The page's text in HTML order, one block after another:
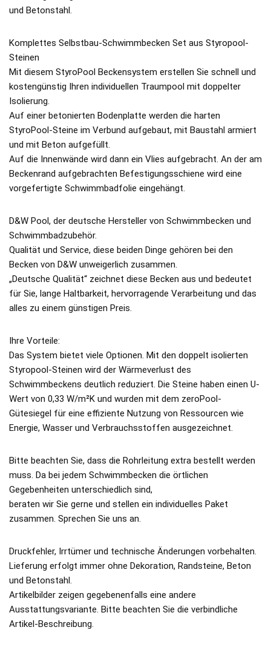
und Betonstahl.
Komplettes Selbstbau-Schwimmbecken Set aus Styropool-
Steinen
Mit diesem StyroPool Beckensystem erstellen Sie schnell und
kostengünstig Ihren individuellen Traumpool mit doppelter
Isolierung.
Auf einer betonierten Bodenplatte werden die harten
StyroPool-Steine im Verbund aufgebaut, mit Baustahl armiert
und mit Beton aufgefüllt.
Auf die Innenwände wird dann ein Vlies aufgebracht. An der am
Beckenrand aufgebrachten Befestigungsschiene wird eine
vorgefertigte Schwimmbadfolie eingehängt.
D&W Pool, der deutsche Hersteller von Schwimmbecken und
Schwimmbadzubehör.
Qualität und Service, diese beiden Dinge gehören bei den
Becken von D&W unweigerlich zusammen.
„Deutsche Qualität“ zeichnet diese Becken aus und bedeutet
für Sie, lange Haltbarkeit, hervorragende Verarbeitung und das
alles zu einem günstigen Preis.
Ihre Vorteile:
Das System bietet viele Optionen. Mit den doppelt isolierten
Styropool-Steinen wird der Wärmeverlust des
Schwimmbeckens deutlich reduziert. Die Steine haben einen U-
Wert von 0,33 W/m²K und wurden mit dem zeroPool-
Gütesiegel für eine effiziente Nutzung von Ressourcen wie
Energie, Wasser und Verbrauchsstoffen ausgezeichnet.
Bitte beachten Sie, dass die Rohrleitung extra bestellt werden
muss. Da bei jedem Schwimmbecken die örtlichen
Gegebenheiten unterschiedlich sind,
beraten wir Sie gerne und stellen ein individuelles Paket
zusammen. Sprechen Sie uns an.
Druckfehler, Irrtümer und technische Änderungen vorbehalten.
Lieferung erfolgt immer ohne Dekoration, Randsteine, Beton
und Betonstahl.
Artikelbilder zeigen gegebenenfalls eine andere
Ausstattungsvariante. Bitte beachten Sie die verbindliche
Artikel-Beschreibung.